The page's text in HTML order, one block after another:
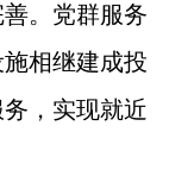
。党群服务
相继建成投
，实现就近